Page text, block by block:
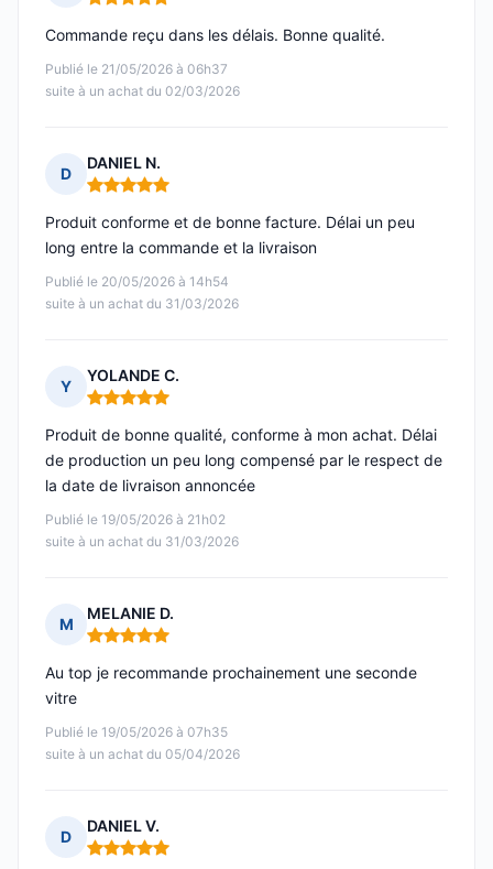
Note : 5 sur 5
Publié le 21/05/2026 à 06h37
suite à un achat du 02/03/2026
Commande reçu dans les délais. Bonne qualité.
D
DANIEL N.
Note : 5 sur 5
Publié le 20/05/2026 à 14h54
suite à un achat du 31/03/2026
Produit conforme et de bonne facture. Délai un peu
long entre la commande et la livraison
Y
YOLANDE C.
Note : 5 sur 5
Publié le 19/05/2026 à 21h02
suite à un achat du 31/03/2026
Produit de bonne qualité, conforme à mon achat. Délai
de production un peu long compensé par le respect de
la date de livraison annoncée
M
MELANIE D.
Note : 5 sur 5
Publié le 19/05/2026 à 07h35
suite à un achat du 05/04/2026
Au top je recommande prochainement une seconde
vitre
D
DANIEL V.
Note : 5 sur 5